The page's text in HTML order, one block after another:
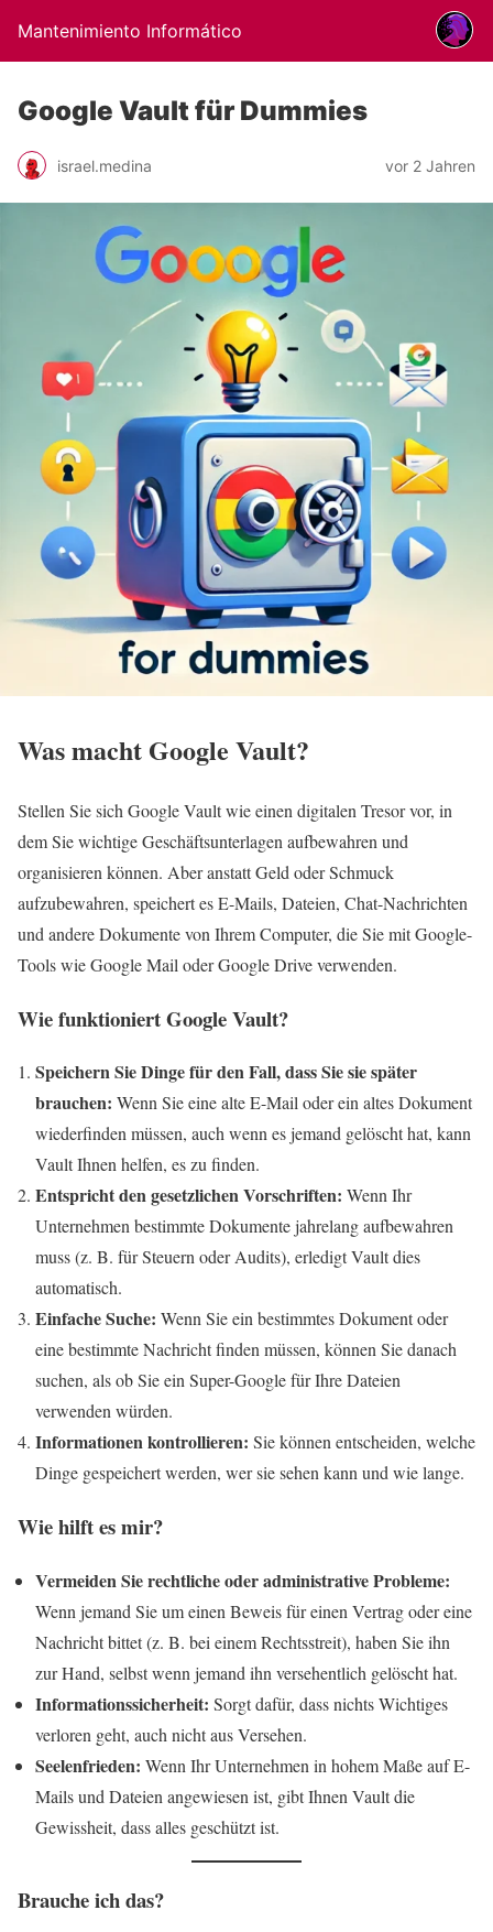
Mantenimiento Informático
Google Vault für Dummies
israel.medina vor 2 Jahren
Was macht Google Vault?
Stellen Sie sich Google Vault wie einen digitalen Tresor vor, in
dem Sie wichtige Geschäftsunterlagen aufbewahren und
organisieren können. Aber anstatt Geld oder Schmuck
aufzubewahren, speichert es E-Mails, Dateien, Chat-Nachrichten
und andere Dokumente von Ihrem Computer, die Sie mit Google-
Tools wie Google Mail oder Google Drive verwenden.
Wie funktioniert Google Vault?
Speichern Sie Dinge für den Fall, dass Sie sie später
brauchen: Wenn Sie eine alte E-Mail oder ein altes Dokument
wiederfinden müssen, auch wenn es jemand gelöscht hat, kann
Vault Ihnen helfen, es zu finden.
Entspricht den gesetzlichen Vorschriften: Wenn Ihr
Unternehmen bestimmte Dokumente jahrelang aufbewahren
muss (z. B. für Steuern oder Audits), erledigt Vault dies
automatisch.
Einfache Suche: Wenn Sie ein bestimmtes Dokument oder
eine bestimmte Nachricht finden müssen, können Sie danach
suchen, als ob Sie ein Super-Google für Ihre Dateien
verwenden würden.
Informationen kontrollieren: Sie können entscheiden, welche
Dinge gespeichert werden, wer sie sehen kann und wie lange.
Wie hilft es mir?
Vermeiden Sie rechtliche oder administrative Probleme:
Wenn jemand Sie um einen Beweis für einen Vertrag oder eine
Nachricht bittet (z. B. bei einem Rechtsstreit), haben Sie ihn
zur Hand, selbst wenn jemand ihn versehentlich gelöscht hat.
Informationssicherheit: Sorgt dafür, dass nichts Wichtiges
verloren geht, auch nicht aus Versehen.
Seelenfrieden: Wenn Ihr Unternehmen in hohem Maße auf E-
Mails und Dateien angewiesen ist, gibt Ihnen Vault die
Gewissheit, dass alles geschützt ist.
Brauche ich das?